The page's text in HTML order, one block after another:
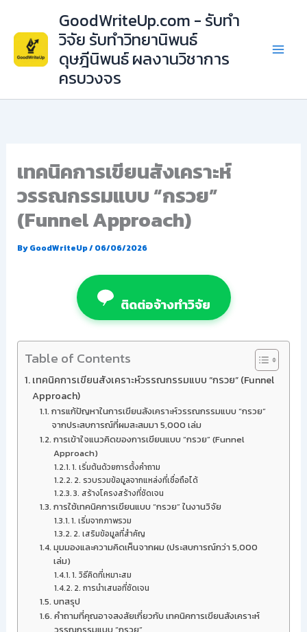
content
GoodWriteUp.com - รับทำ
วิจัย รับทำวิทยานิพนธ์
ดุษฎีนิพนธ์ ผลงานวิชาการ
ครบวงจร
เทคนิคการเขียนสังเคราะห์
วรรณกรรมแบบ “กรวย”
(Funnel Approach)
ByGoodWriteUp/06/06/2026
ติดต่อจ้างทำวิจัย
Table of Contents
เทคนิคการเขียนสังเคราะห์วรรณกรรมแบบ “กรวย” (Funnel
Approach)
การแก้ปัญหาในการเขียนสังเคราะห์วรรณกรรมแบบ “กรวย”
จากประสบการณ์ที่ผมสะสมมา 5,000 เล่ม
การเข้าใจแนวคิดของการเขียนแบบ “กรวย” (Funnel
Approach)
1. เริ่มต้นด้วยการตั้งคำถาม
2. รวบรวมข้อมูลจากแหล่งที่เชื่อถือได้
3. สร้างโครงสร้างที่ชัดเจน
การใช้เทคนิคการเขียนแบบ “กรวย” ในงานวิจัย
1. เริ่มจากภาพรวม
2. เสริมข้อมูลที่สำคัญ
มุมมองและความคิดเห็นจากผม (ประสบการณ์กว่า 5,000
เล่ม)
1. วิธีคิดที่เหมาะสม
2. การนำเสนอที่ชัดเจน
บทสรุป
คำถามที่คุณอาจสงสัยเกี่ยวกับ เทคนิคการเขียนสังเคราะห์